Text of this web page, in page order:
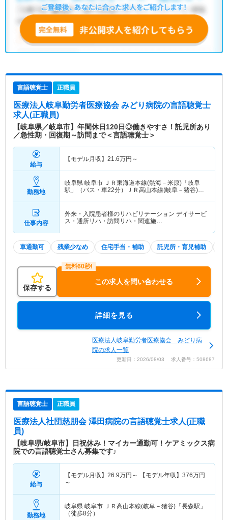
言語聴覚士 正職員
医療法人岐阜勤労者医療協会 みどり病院の言語聴覚士
求人(正職員)
【岐阜県／岐阜市】年間休日120日◎働きやすさ！託児所あり
／急性期・回復期～訪問まで＜言語聴覚士＞
給与
【モデル月収】 21.6万円～
勤務地
岐阜県 岐阜市 ＪＲ東海道本線(熱海－米原)「岐阜
駅」（バス・車22分）ＪＲ高山本線(岐阜－猪谷)
仕事内容
外来・入院患者様のリハビリテーション デイサービ
ス・通所リハ・訪問リハ・関連施…
車通勤可 残業少なめ 住宅手当・補助 託児所・育児補助
保存する
この求人を問い合わせる
詳細を見る
医療法人岐阜勤労者医療協会 みどり病
院の求人一覧
更新日：2026/08/03 求人番号：508687
言語聴覚士 正職員
医療法人社団慈朋会 澤田病院の言語聴覚士求人(正職
員)
【岐阜県/岐阜市】日祝休み！マイカー通勤可！ケアミックス病
院での言語聴覚士さん募集です♪
給与
【モデル月収】 26.9万円～ 【モデル年収】 376万円
～
勤務地
岐阜県 岐阜市 ＪＲ高山本線(岐阜－猪谷)「長森駅」
（徒歩8分）